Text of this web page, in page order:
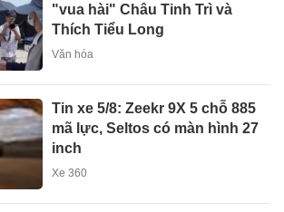
"vua hài" Châu Tinh Trì và
Thích Tiểu Long
Văn hóa
Tin xe 5/8: Zeekr 9X 5 chỗ 885
mã lực, Seltos có màn hình 27
inch
Xe 360